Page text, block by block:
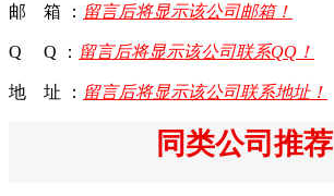
邮 箱 ： 留言后将显示该公司邮箱！
Q Q ： 留言后将显示该公司联系QQ！
地 址 ： 留言后将显示该公司联系地址！
同类公司推荐